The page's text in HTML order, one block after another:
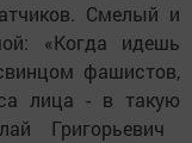
Смелый и
«Когда идешь
фашистов,
лица - в такую
Григорьевич